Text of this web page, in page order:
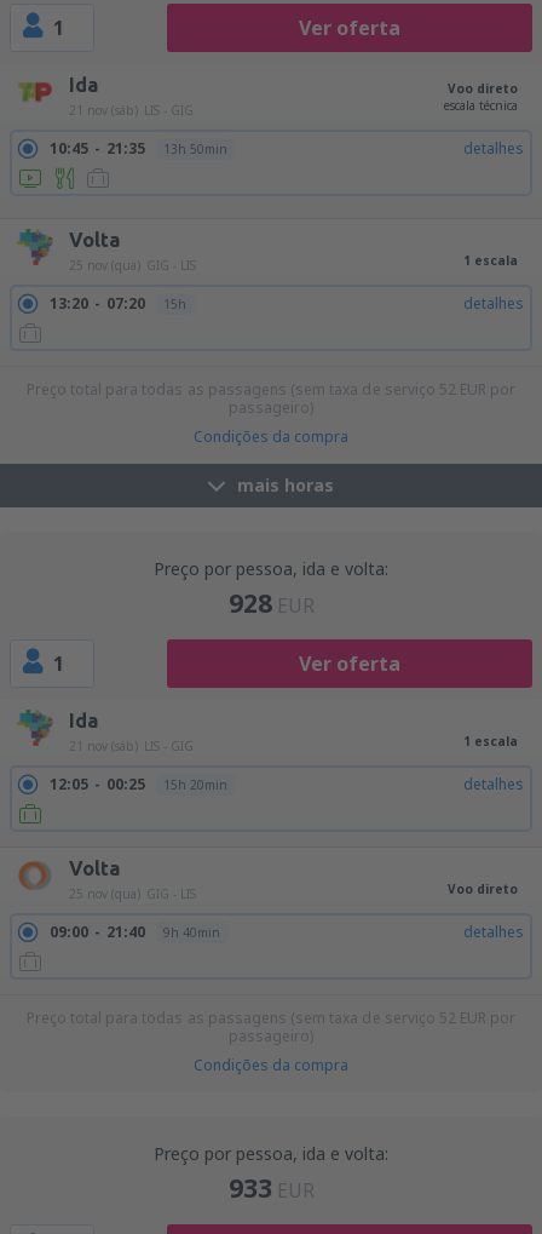
1 Ver oferta
Ida
21 nov (sáb) LIS - GIG
Voo direto
escala técnica
10:45 21:35 13h 50min detalhes
Volta
25 nov (qua) GIG - LIS 1 escala
13:20 07:20 15h detalhes
Preço total para todas as passagens (sem taxa de serviço 52 EUR por
passageiro)
Condições da compra
mais horas
Preço por pessoa, ida e volta:
928 EUR
1 Ver oferta
Ida
21 nov (sáb) LIS - GIG 1 escala
12:05 00:25 15h 20min detalhes
Volta
25 nov (qua) GIG - LIS Voo direto
09:00 21:40 9h 40min detalhes
Preço total para todas as passagens (sem taxa de serviço 52 EUR por
passageiro)
Condições da compra
Preço por pessoa, ida e volta:
933 EUR